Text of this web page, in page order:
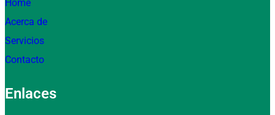
Home
Acerca de
Servicios
Contacto
Enlaces